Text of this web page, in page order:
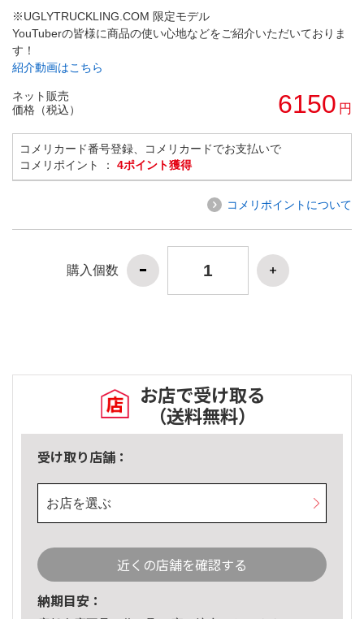
※UGLYTRUCKLING.COM 限定モデル
YouTuberの皆様に商品の使い心地などをご紹介いただいておりま
す！
紹介動画はこちら
ネット販売
価格（税込）
6150 円
コメリカード番号登録、コメリカードでお支払いで
コメリポイント ： 4ポイント獲得
コメリポイントについて
購入個数
お店で受け取る
（送料無料）
受け取り店舗：
お店を選ぶ
近くの店舗を確認する
納期目安：